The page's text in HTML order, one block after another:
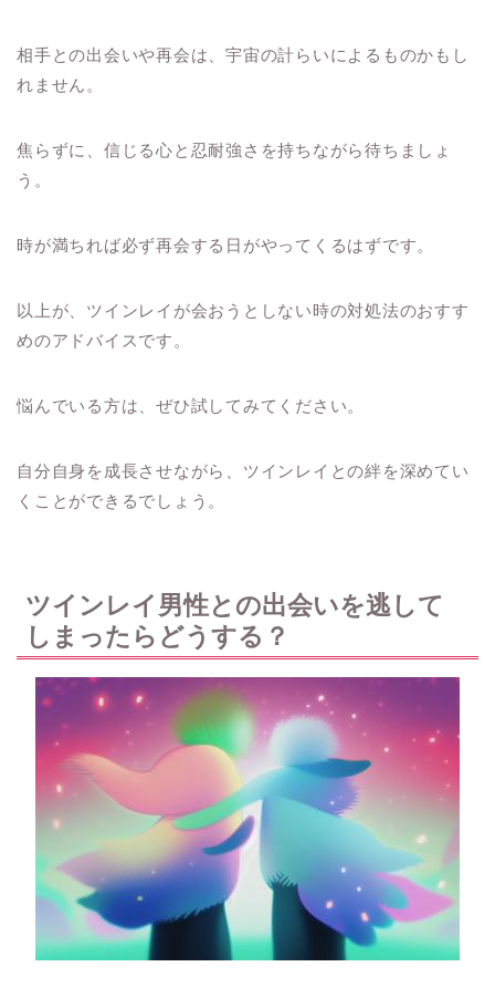
相手との出会いや再会は、宇宙の計らいによるものかもし
れません。
焦らずに、信じる心と忍耐強さを持ちながら待ちましょ
う。
時が満ちれば必ず再会する日がやってくるはずです。
以上が、ツインレイが会おうとしない時の対処法のおすす
めのアドバイスです。
悩んでいる方は、ぜひ試してみてください。
自分自身を成長させながら、ツインレイとの絆を深めてい
くことができるでしょう。
ツインレイ男性との出会いを逃して
しまったらどうする？